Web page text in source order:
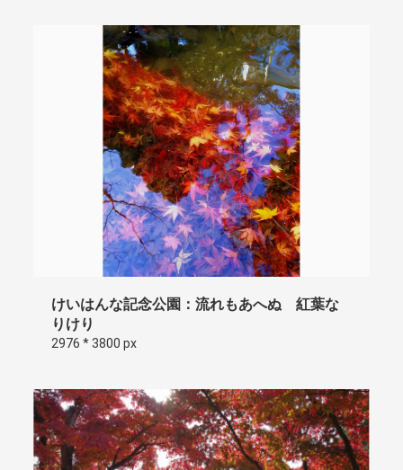
けいはんな記念公園：流れもあへぬ 紅葉な
りけり
2976 * 3800 px